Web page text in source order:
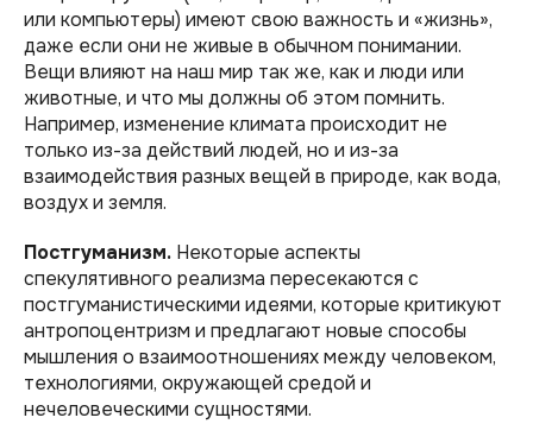
или компьютеры) имеют свою важность и «жизнь»,
даже если они не живые в обычном понимании.
Вещи влияют на наш мир так же, как и люди или
животные, и что мы должны об этом помнить.
Например, изменение климата происходит не
только из-за действий людей, но и из-за
взаимодействия разных вещей в природе, как вода,
воздух и земля.
Постгуманизм. Некоторые аспекты
спекулятивного реализма пересекаются с
постгуманистическими идеями, которые критикуют
антропоцентризм и предлагают новые способы
мышления о взаимоотношениях между человеком,
технологиями, окружающей средой и
нечеловеческими сущностями.